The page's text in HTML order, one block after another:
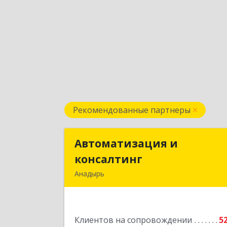
Рекомендованные партнеры
Автоматизация и
консалтинг
Анадырь
Клиентов на сопровождении
Автоматизация и